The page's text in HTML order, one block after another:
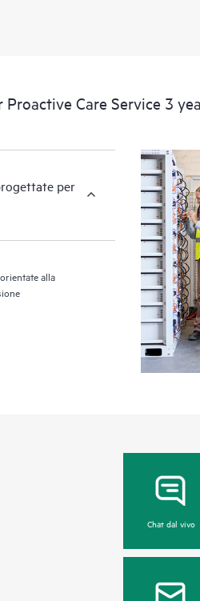
tendenze delle
Care Service 3
per
alla
Chat dal vivo